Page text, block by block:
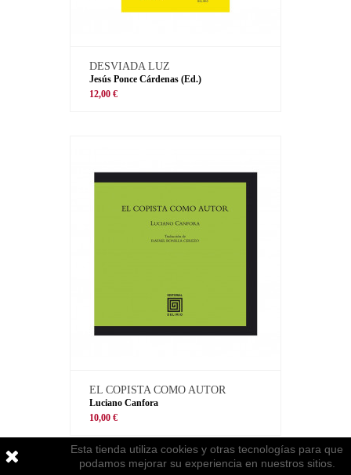
DESVIADA LUZ
Jesús Ponce Cárdenas (Ed.)
12,00 €
EL COPISTA COMO AUTOR
Luciano Canfora
10,00 €
Esta tienda utiliza cookies y otras tecnologías para que
podamos mejorar su experiencia en nuestros sitios.